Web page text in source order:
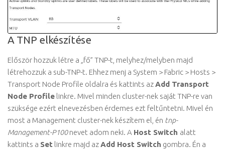
A TNP elkészítése
Először hozzuk létre a „fő” TNP-t, melyhez/melyben majd
létrehozzuk a sub-TNP-t. Ehhez menj a System > Fabric > Hosts >
Transport Node Profile oldalra és kattints azAdd Transport
Node Profile linkre. Mivel minden cluster-nek saját TNP-re van
szüksége ezért elnevezésben érdemes ezt feltűntetni. Mivel én
most a Management cluster-nek készítem el, én tnp-
Management-P100nevet adom neki. A Host Switch alatt
kattints a Set linkre majd azAdd Host Switch gombra. Én a